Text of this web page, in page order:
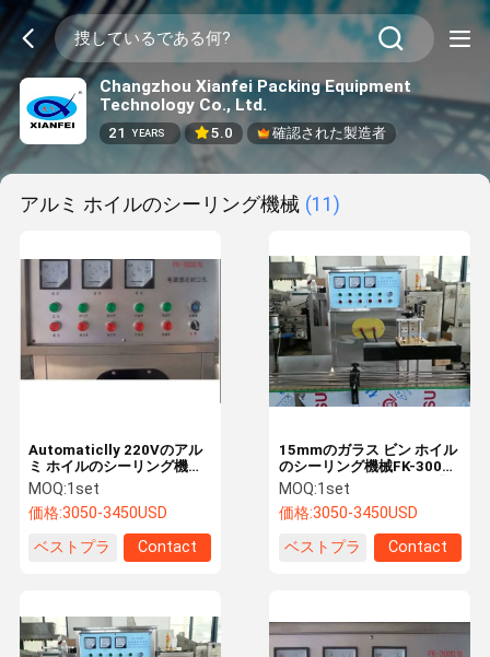
Changzhou Xianfei Packing Equipment
Technology Co., Ltd.
21 YEARS 5.0 確認された製造者
アルミ ホイルのシーリング機械 (11)
Automaticlly 220Vのアル
ミ ホイルのシーリング機械
50mmびんホイルのシーリ
ング機械
MOQ:1set
価格:3050-3450USD
ベストプラ
Contact
15mmのガラス ビン ホイル
のシーリング機械FK-3000
アルミ ホイルのシーラー機
械
MOQ:1set
価格:3050-3450USD
ベストプラ
Contact